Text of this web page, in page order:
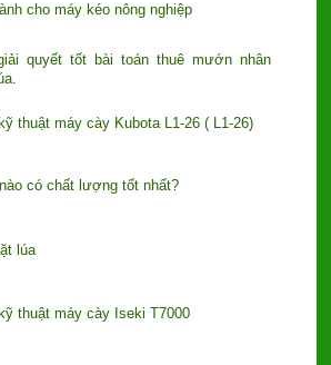
cho máy kéo nông nghiệp
quyết tốt bài toán thuê mướn nhân
thuật máy cày Kubota L1-26 ( L1-26)
có chất lượng tốt nhất?
lúa
thuật máy cày Iseki T7000